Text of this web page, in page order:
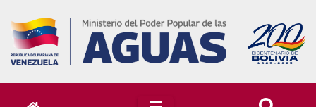
content